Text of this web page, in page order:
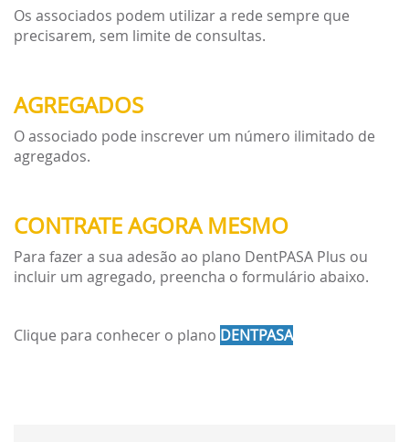
Os associados podem utilizar a rede sempre que
precisarem, sem limite de consultas.
AGREGADOS
O associado pode inscrever um número ilimitado de
agregados.
CONTRATE AGORA MESMO
Para fazer a sua adesão ao plano DentPASA Plus ou
incluir um agregado, preencha o formulário abaixo.
Clique para conhecer o plano DENTPASA